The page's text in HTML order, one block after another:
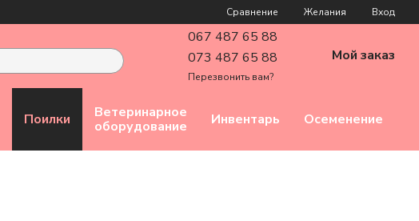
Сравнение Желания Вход
067 487 65 88
073 487 65 88
Перезвонить вам?
Мой заказ
Поилки
Ветеринарное
оборудование
Инвентарь Осеменение